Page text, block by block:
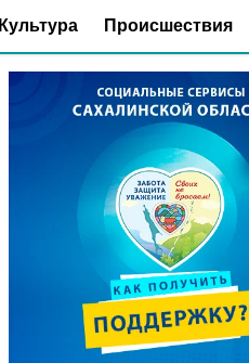
Культура Происшествия